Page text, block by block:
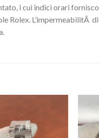
i cui indici orari
Rolex. L’impermeabilitÃ